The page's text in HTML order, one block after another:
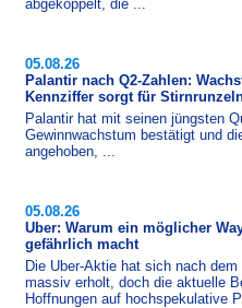
abgekoppelt, die ...
05.08.26
Palantir nach Q2-Zahlen:
Kennziffer sorgt für
Palantir hat mit seinen jüngsten
Gewinnwachstum bestätigt und
angehoben, ...
05.08.26
Uber: Warum ein möglicher
gefährlich macht
Die Uber-​Aktie hat sich nach
massiv erholt, doch die aktuelle
Hoffnungen auf hochspekulative